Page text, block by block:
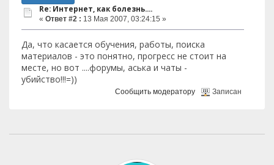
Re: Интернет, как болезнь....
« Ответ #2 : 13 Мая 2007, 03:24:15 »
Да, что касается обучения, работы, поиска
материалов - это понятно, прогресс не стоит на
месте, но вот ....форумы, аська и чаты -
убийство!!!=))
Сообщить модератору Записан